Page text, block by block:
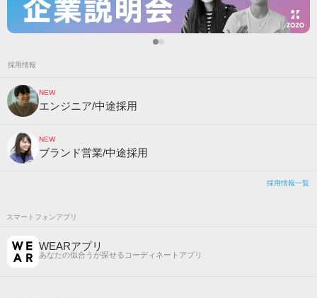
採用情報
NEW
エンジニア/中途採用
NEW
ブランド営業/中途採用
採用情報一覧
スマートフォンアプリ
WEARアプリ
あなたの似合うが探せるコーディネートアプリ